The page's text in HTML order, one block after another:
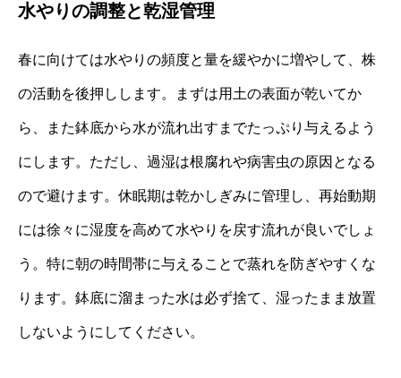
水やりの調整と乾湿管理
春に向けては水やりの頻度と量を緩やかに増やして、株
の活動を後押しします。まずは用土の表面が乾いてか
ら、また鉢底から水が流れ出すまでたっぷり与えるよう
にします。ただし、過湿は根腐れや病害虫の原因となる
ので避けます。休眠期は乾かしぎみに管理し、再始動期
には徐々に湿度を高めて水やりを戻す流れが良いでしょ
う。特に朝の時間帯に与えることで蒸れを防ぎやすくな
ります。鉢底に溜まった水は必ず捨て、湿ったまま放置
しないようにしてください。